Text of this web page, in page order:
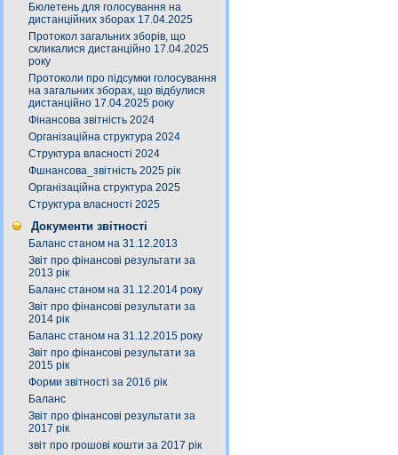
Бюлетень для голосування на
дистанційних зборах 17.04.2025
Протокол загальних зборів, що
скликалися дистанційно 17.04.2025
року
Протоколи про підсумки голосування
на загальних зборах, що відбулися
дистанційно 17.04.2025 року
Фінансова звітність 2024
Організаційна структура 2024
Структура власності 2024
Фшнансова_звітність 2025 рік
Організаційна структура 2025
Структура власності 2025
Документи звітності
Баланс станом на 31.12.2013
Звіт про фінансові результати за
2013 рік
Баланс станом на 31.12.2014 року
Звіт про фінансові результати за
2014 рік
Баланс станом на 31.12.2015 року
Звіт про фінансові результати за
2015 рік
Форми звітності за 2016 рік
Баланс
Звіт про фінансові результати за
2017 рік
звіт про грошові кошти за 2017 рік